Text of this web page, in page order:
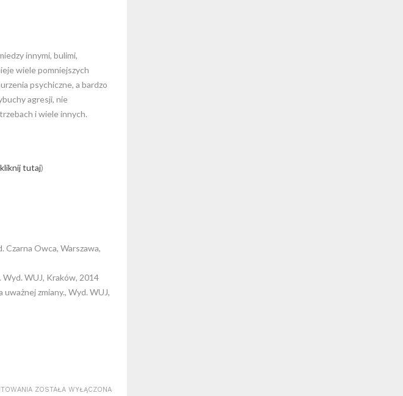
innymi, bulimi,
wiele pomniejszych
psychiczne, a bardzo
agresji, nie
i wiele innych.
kliknij tutaj)
Czarna Owca, Warszawa,
Wyd. WUJ, Kraków, 2014
zmiany., Wyd. WUJ,
UNIKANIE
ZOSTAŁA WYŁĄCZONA